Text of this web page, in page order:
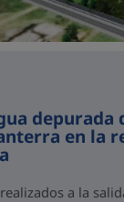
en la
a la